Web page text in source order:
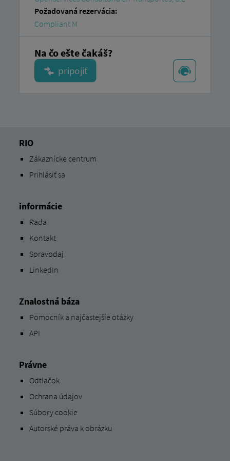
Požadovaná rezervácia:
Compliant M
Na čo ešte čakáš?
RIO
Zákaznícke centrum
Prihlásiť sa
informácie
Rada
Kontakt
Spravodaj
LinkedIn
Znalostná báza
Pomocník a najčastejšie otázky
API
Právne
Odtlačok
Ochrana údajov
Súbory cookie
Autorské práva k obrázku